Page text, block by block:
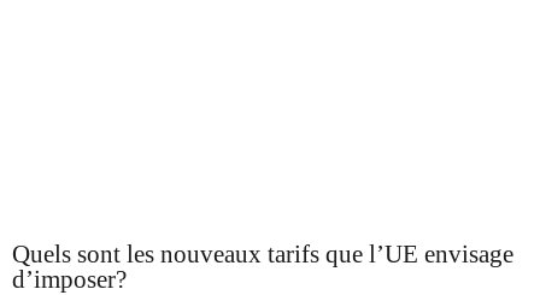
Quels sont les nouveaux tarifs que l’UE envisage
d’imposer?